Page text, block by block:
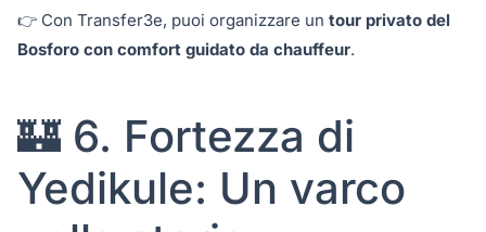
👉 Con Transfer3e, puoi organizzare un tour privato del
Bosforo con comfort guidato da chauffeur.
🏰 6. Fortezza di
Yedikule: Un varco